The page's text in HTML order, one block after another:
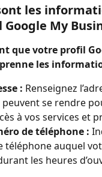
les
My
que votre profil
les
: Renseignez
peuvent se rendre
à vos services et
de téléphone :
téléphone auquel
les heures